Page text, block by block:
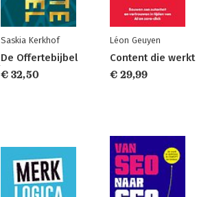
Saskia Kerkhof
De Offertebijbel
€ 32,50
Léon Geuyen
Content die werkt
€ 29,99